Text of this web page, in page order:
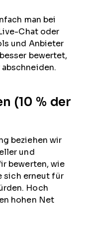
man bei
Chat oder
und Anbieter
bewertet,
(10 % der
beziehen wir
und
bewerten, wie
sich erneut für
Hoch
hohen Net